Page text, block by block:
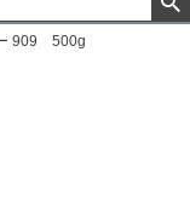
909 500g